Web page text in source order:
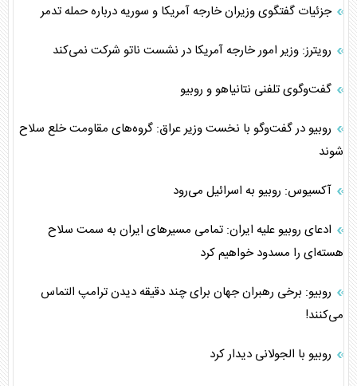
جزئیات گفتگوی وزیران خارجه آمریکا و سوریه درباره حمله تدمر
رویترز: وزیر امور خارجه آمریکا در نشست ناتو شرکت نمی‌کند
گفت‌وگوی تلفنی نتانیاهو و روبیو
روبیو در گفت‌و‌گو با نخست وزیر عراق: گروه‌های مقاومت خلع سلاح
شوند
آکسیوس: روبیو به اسرائیل می‌رود
ادعای روبیو علیه ایران: تمامی مسیر‌های ایران به سمت سلاح
هسته‌ای را مسدود خواهیم کرد
روبیو: برخی رهبران جهان برای چند دقیقه دیدن ترامپ التماس
می‌کنند!
روبیو با الجولانی دیدار کرد